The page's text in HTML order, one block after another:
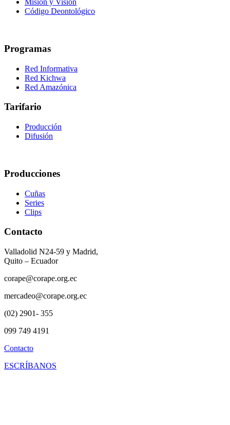
Misión y Visión
Código Deontológico
Programas
Red Informativa
Red Kichwa
Red Amazónica
Tarifario
Producción
Difusión
Producciones
Cuñas
Series
Clips
Contacto
Valladolid N24-59 y Madrid,
Quito – Ecuador
corape@corape.org.ec
mercadeo@corape.org.ec
(02) 2901- 355
099 749 4191
Contacto
ESCRÍBANOS